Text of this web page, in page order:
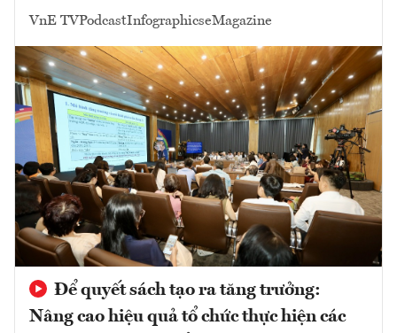
VnE TVPodcastInfographicseMagazine
Để quyết sách tạo ra tăng trưởng:
Nâng cao hiệu quả tổ chức thực hiện các